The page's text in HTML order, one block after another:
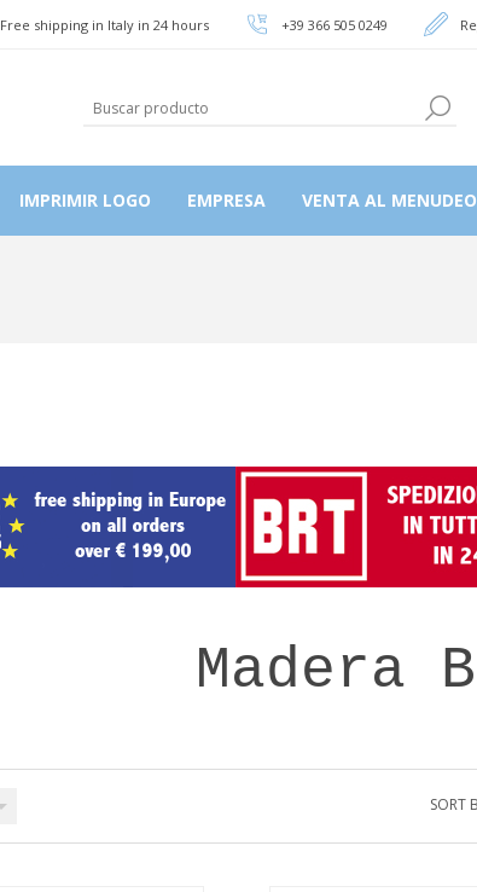
Free shipping in Italy in 24 hours +39 366 505 0249
IMPRIMIR LOGO EMPRESA VENTA AL MENUDEO
Madera
SORT